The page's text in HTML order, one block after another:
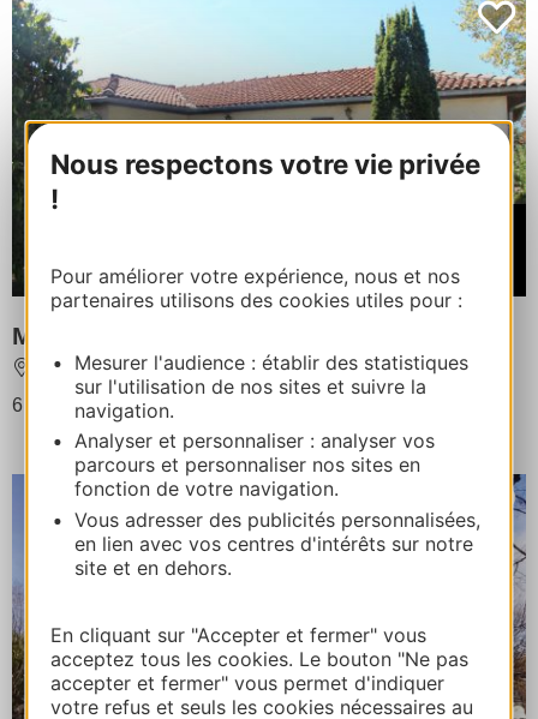
Nous respectons votre vie privée
!
Pour améliorer votre expérience, nous et nos
partenaires utilisons des cookies utiles pour :
Mesurer l'audience : établir des statistiques
sur l'utilisation de nos sites et suivre la
navigation.
Analyser et personnaliser : analyser vos
parcours et personnaliser nos sites en
fonction de votre navigation.
Vous adresser des publicités personnalisées,
en lien avec vos centres d'intérêts sur notre
site et en dehors.
En cliquant sur "Accepter et fermer" vous
acceptez tous les cookies. Le bouton "Ne pas
accepter et fermer" vous permet d'indiquer
votre refus et seuls les cookies nécessaires au
/ Semaine
Maison du Lac
LISLE-SUR-TARN
6 personnes au maximum